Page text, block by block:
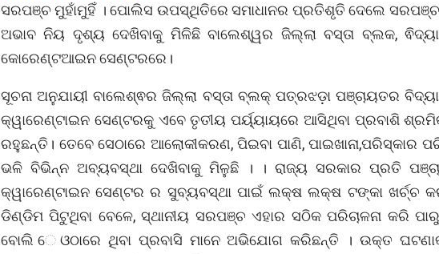
ସରପଞ୍ଚ ମୁହାଁମୁହିଁ । ପୋଲିସ ଉପସ୍ଥିତିରେ ସମାଧାନର ପ୍ରତିଶୃତି ଦେଲେ
ଅଭାବ ନିୟ ଦୃଶ୍ୟ ଦେଖିବାକୁ ମିଳିଛି ବାଲେଶ୍ୱର ଜିଲ୍ଲା ବସ୍ତା ବ୍ଲକ,
କୋରେଣ୍ଟଆଇନ ସେଣ୍ଟରରେ।
ସୂଚନା ଅନୁଯାୟୀ ବାଲେଶ୍ଵର ଜିଲ୍ଲା ବସ୍ତା ବ୍ଲକ୍ ପତ୍ରଝଡ଼ା ପଞ୍ଚାୟତର
କ୍ୱାରେଣ୍ଟାଇନ ସେଣ୍ଟରକୁ ଏବେ ତୃତୀୟ ପର୍ୟ୍ୟାୟରେ ଆସିଥିବା ପ୍ରବାଶି
ରହୁଛନ୍ତି। ତେବେ ସେଠାରେ ଆଲୋକୀକରଣ, ପିଇବା ପାଣି, ପାଇଖାନା,ପରିସ୍କାର
ଭଳି ବିଭିନ୍ନ ଅବ୍ୟବସ୍ଥା ଦେଖିବାକୁ ମିଳୁଛି । । ରାଜ୍ୟ ସରକାର ପ୍ରତି
କ୍ୱାରେଣ୍ଟାଇନ ସେଣ୍ଟର ର ସୁବ୍ୟବସ୍ଥା ପାଇଁ ଲକ୍ଷ ଲକ୍ଷ ଟଙ୍କା ଖର୍ଚ୍ଚ
ଡିଣ୍ଡିମ ପିଟୁଥିବା ବେଳେ, ସ୍ଥାନୀୟ ସରପଞ୍ଚ ଏହାର ସଠିକ ପରିଚାଳନା କରି
ବୋଲି େଓଠାରେ ଥିବା ପ୍ରବାସି ମାନେ ଅଭିଯୋଗ କରିଛନ୍ତି । ଉକ୍ତ